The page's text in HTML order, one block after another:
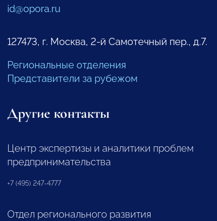
id@opora.ru
127473, г. Москва, 2-й Самотечный пер., д.7.
Региональные отделения
Представители за рубежом
Другие контакты
Центр экспертизы и аналитики проблем
предпринимательства
+7 (495) 247-4777
Отдел регионального развития